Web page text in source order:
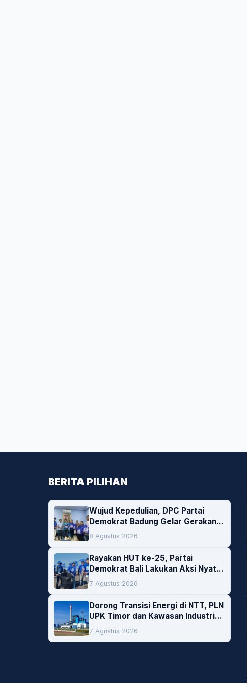
BERITA PILIHAN
Wujud Kepedulian, DPC Partai
Demokrat Badung Gelar Gerakan
Donor Darah
8 Agustus 2026
Rayakan HUT ke-25, Partai
Demokrat Bali Lakukan Aksi Nyata
Pelestarian Lingkungan
7 Agustus 2026
Dorong Transisi Energi di NTT, PLN
UPK Timor dan Kawasan Industri
Bolok Buka Peluang Investasi
Woodchip untuk Cofiring PLTU
7 Agustus 2026